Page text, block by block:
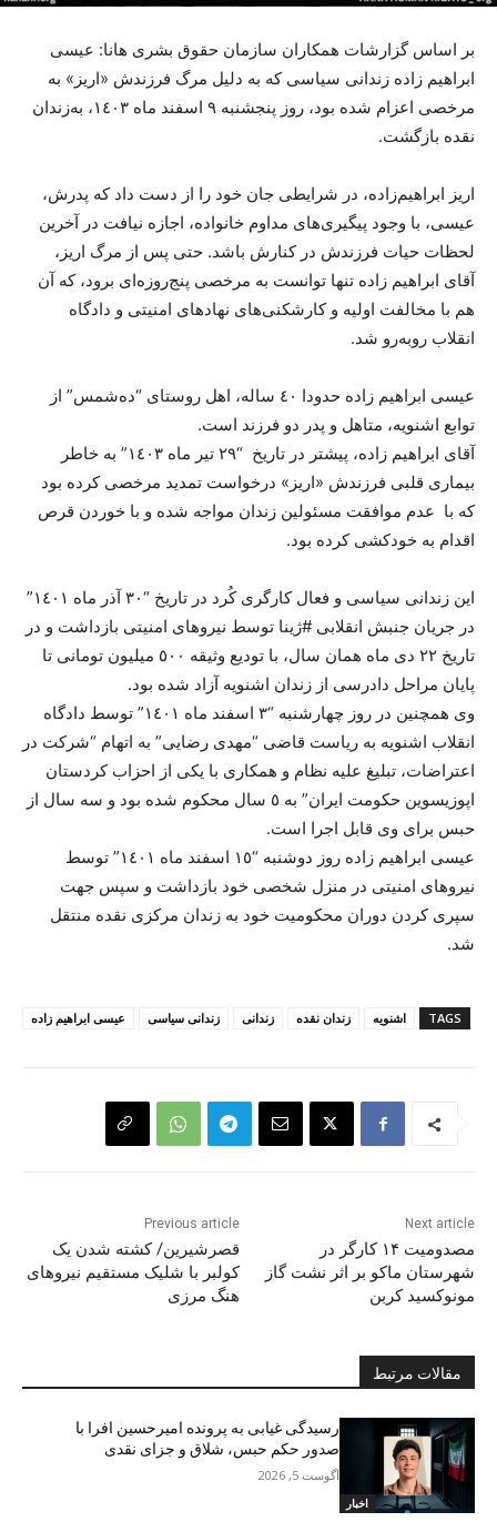
بر اساس گزارشات همکاران سازمان حقوق بشری هانا: عیسی
ابراهیم زادە زندانی سیاسی کە بە دلیل مرگ فرزندش «اریز» بە
مرخصی اعزام شدە بود، روز پنجشنبە ٩ اسفند ماە ١٤٠٣، بەزندان
نقدە بازگشت.
اریز ابراهیم‌زاده، در شرایطی جان خود را از دست داد که پدرش،
عیسی، با وجود پیگیری‌های مداوم خانواده، اجازه نیافت در آخرین
لحظات حیات فرزندش در کنارش باشد. حتی پس از مرگ اریز،
آقای ابراهیم زادە تنها توانست به مرخصی پنج‌روزه‌ای برود، که آن
هم با مخالفت اولیه و کارشکنی‌های نهادهای امنیتی و دادگاه
انقلاب روبه‌رو شد.
عیسی ابراهیم زادە حدودا ٤٠ سالە، اهل روستای “دەشمس” از
توابع اشنویە، متاهل و پدر دو فرزند است.
آقای ابراهیم زادە، پیشتر در تاریخ “٢٩ تیر ماە ١٤٠٣” بە خاطر
بیماری قلبی فرزندش «اریز» درخواست تمدید مرخصی کردە بود
کە با عدم موافقت مسئولین زندان مواجە شدە و با خوردن قرص
اقدام بە خودکشی کرده بود.
این زندانی سیاسی و فعال کارگری کُرد در تاریخ “٣٠ آذر ماە ١٤٠١”
در جریان جنبش انقلابی #ژینا توسط نیروهای امنیتی بازداشت و در
تاریخ ٢٢ دی ماە همان سال، با تودیع وثیقە ٥٠٠ میلیون تومانی تا
پایان مراحل دادرسی از زندان اشنویە آزاد شدە بود.
وی همچنین در روز چهارشنبە “٣ اسفند ماە ١٤٠١” توسط دادگاە
انقلاب اشنویە بە ریاست قاضی “مهدی رضایی” بە اتهام “شرکت در
اعتراضات، تبلیغ علیە نظام و همکاری با یکی از احزاب کردستان
اپوزیسوین حکومت ایران” بە ٥ سال محکوم شدە بود و سە سال از
حبس برای وی قابل اجرا است.
عیسی ابراهیم زادە روز دوشنبە “١٥ اسفند ماە ١٤٠١” توسط
نیروهای امنیتی در منزل شخصی خود بازداشت و سپس جهت
سپری کردن دوران محکومیت خود بە زندان مرکزی نقدە منتقل
شد.
TAGS اشنویە زندان نقدە زندانی زندانی سیاسی عیسی ابراهیم زادە
Previous article
قصرشیرین/ کشتە شدن یک
کولبر با شلیک مستقیم نیروهای
هنگ مرزی
Next article
مصدومیت ۱۴ کارگر در
شهرستان ماکو بر اثر نشت گاز
مونوکسید کربن
مقالات مرتبط
اخبار
رسیدگی غیابی به پرونده امیرحسین افرا با
صدور حکم حبس، شلاق و جزای نقدی
آگوست 5, 2026